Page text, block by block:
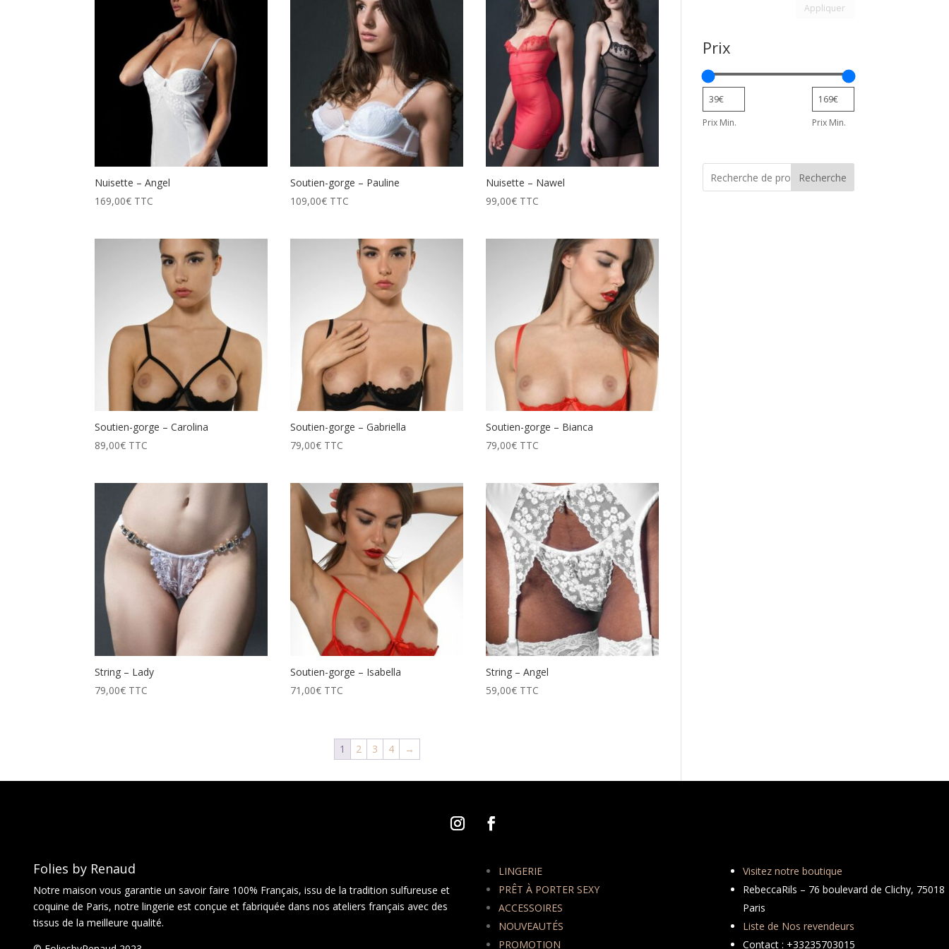
Nuisette – Angel
169,00€ TTC
Soutien-gorge – Pauline
109,00€ TTC
Nuisette – Nawel
99,00€ TTC
Soutien-gorge – Carolina
89,00€ TTC
Soutien-gorge – Gabriella
79,00€ TTC
Soutien-gorge – Bianca
79,00€ TTC
String – Lady
79,00€ TTC
Soutien-gorge – Isabella
71,00€ TTC
String – Angel
59,00€ TTC
1 2 3 4 →
AppliquerAppliquer le filtre
Prix
Prix Min. Prix Min.
Recherche
Folies by Renaud
Notre maison vous garantie un savoir faire 100% Français, issu de la tradition sulfureuse et
coquine de Paris, notre lingerie est conçue et fabriquée dans nos ateliers français avec des
tissus de la meilleure qualité.
LINGERIE
PRÊT À PORTER SEXY
ACCESSOIRES
NOUVEAUTÉS
PROMOTION
Visitez notre boutique
RebeccaRils – 76 boulevard de Clichy, 75018
Paris
Liste de Nos revendeurs
Contact : +33235703015